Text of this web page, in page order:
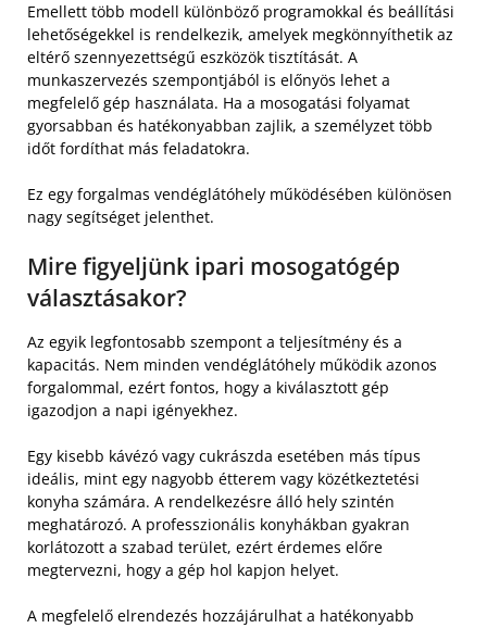
Emellett több modell különböző programokkal és beállítási
lehetőségekkel is rendelkezik, amelyek megkönnyíthetik az
eltérő szennyezettségű eszközök tisztítását. A
munkaszervezés szempontjából is előnyös lehet a
megfelelő gép használata. Ha a mosogatási folyamat
gyorsabban és hatékonyabban zajlik, a személyzet több
időt fordíthat más feladatokra.
Ez egy forgalmas vendéglátóhely működésében különösen
nagy segítséget jelenthet.
Mire figyeljünk ipari mosogatógép
választásakor?
Az egyik legfontosabb szempont a teljesítmény és a
kapacitás. Nem minden vendéglátóhely működik azonos
forgalommal, ezért fontos, hogy a kiválasztott gép
igazodjon a napi igényekhez.
Egy kisebb kávézó vagy cukrászda esetében más típus
ideális, mint egy nagyobb étterem vagy közétkeztetési
konyha számára. A rendelkezésre álló hely szintén
meghatározó. A professzionális konyhákban gyakran
korlátozott a szabad terület, ezért érdemes előre
megtervezni, hogy a gép hol kapjon helyet.
A megfelelő elrendezés hozzájárulhat a hatékonyabb